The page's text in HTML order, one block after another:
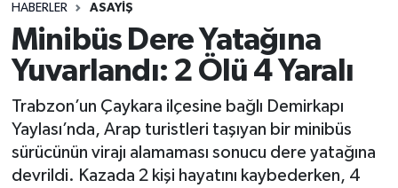
HABERLER ASAYIŞ
Minibüs Dere Yatağına
Yuvarlandı: 2 Ölü 4 Yaralı
Trabzon’un Çaykara ilçesine bağlı Demirkapı
Yaylası’nda, Arap turistleri taşıyan bir minibüs
sürücünün virajı alamaması sonucu dere yatağına
devrildi. Kazada 2 kişi hayatını kaybederken, 4
Ulusal Haberler
Vefat Edenler